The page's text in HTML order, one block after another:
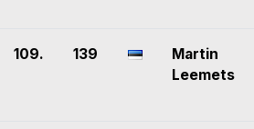
109. 139
Martin
Leemets